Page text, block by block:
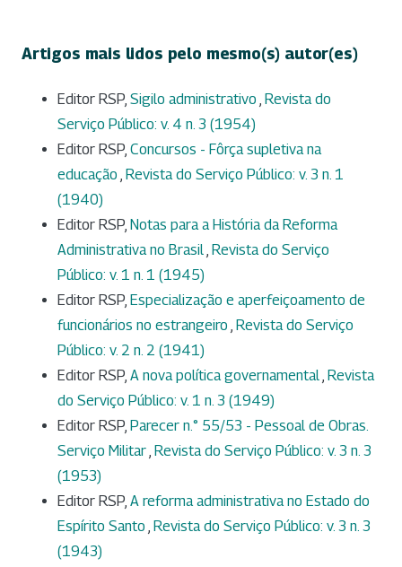
Artigos mais lidos pelo mesmo(s) autor(es)
Editor RSP, Sigilo administrativo , Revista do
Serviço Público: v. 4 n. 3 (1954)
Editor RSP, Concursos - Fôrça supletiva na
educação , Revista do Serviço Público: v. 3 n. 1
(1940)
Editor RSP, Notas para a História da Reforma
Administrativa no Brasil, Revista do Serviço
Público: v. 1 n. 1 (1945)
Editor RSP, Especialização e aperfeiçoamento de
funcionários no estrangeiro , Revista do Serviço
Público: v. 2 n. 2 (1941)
Editor RSP, A nova política governamental, Revista
do Serviço Público: v. 1 n. 3 (1949)
Editor RSP, Parecer n.° 55/53 - Pessoal de Obras.
Serviço Militar, Revista do Serviço Público: v. 3 n. 3
(1953)
Editor RSP, A reforma administrativa no Estado do
Espírito Santo , Revista do Serviço Público: v. 3 n. 3
(1943)